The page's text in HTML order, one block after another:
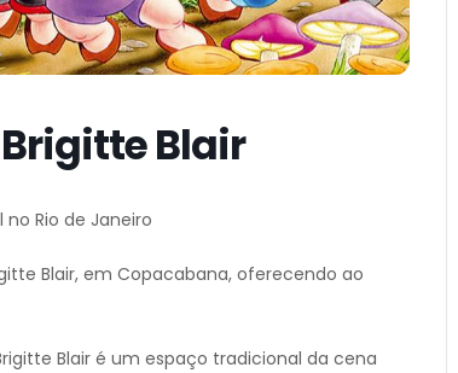
Blair
Rio de Janeiro
Blair, em Copacabana, oferecendo ao
Blair é um espaço tradicional da cena